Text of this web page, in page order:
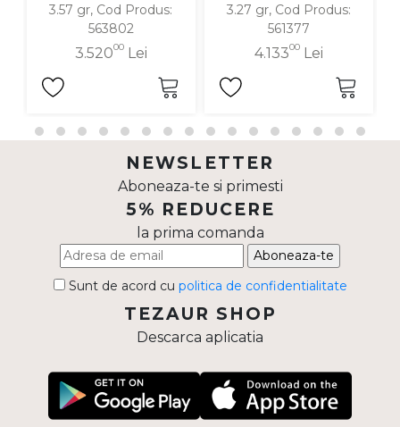
3.57 gr, Cod Produs:
563802
3.52000Lei
3.27 gr, Cod Produs:
561377
4.13300Lei
NEWSLETTER
Aboneaza-te si primesti
5% REDUCERE
la prima comanda
Aboneaza-te
Sunt de acord cu politica de confidentialitate
TEZAUR SHOP
Descarca aplicatia